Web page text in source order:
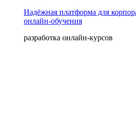
Надёжная платформа для
онлайн‑обучения
разработка онлайн-курсов